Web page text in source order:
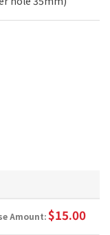
Amount:$15.00